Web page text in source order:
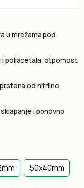
u mrežama pod
i poliacetala ,otpornost
od nitrilne
i ponovno
50x40mm